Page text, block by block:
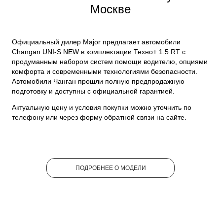
Москве
Официальный дилер Major предлагает автомобили
Changan UNI-S NEW в комплектации Техно+ 1.5 RT с
продуманным набором систем помощи водителю, опциями
комфорта и современными технологиями безопасности.
Автомобили Чанган прошли полную предпродажную
подготовку и доступны с официальной гарантией.
Актуальную цену и условия покупки можно уточнить по
телефону или через форму обратной связи на сайте.
ПОДРОБНЕЕ О МОДЕЛИ